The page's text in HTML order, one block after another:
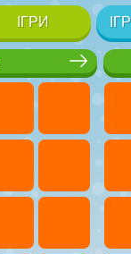
ІГРИ